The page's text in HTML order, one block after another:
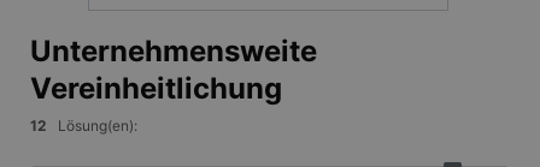
Unternehmensweite
Vereinheitlichung
12 Lösung(en):